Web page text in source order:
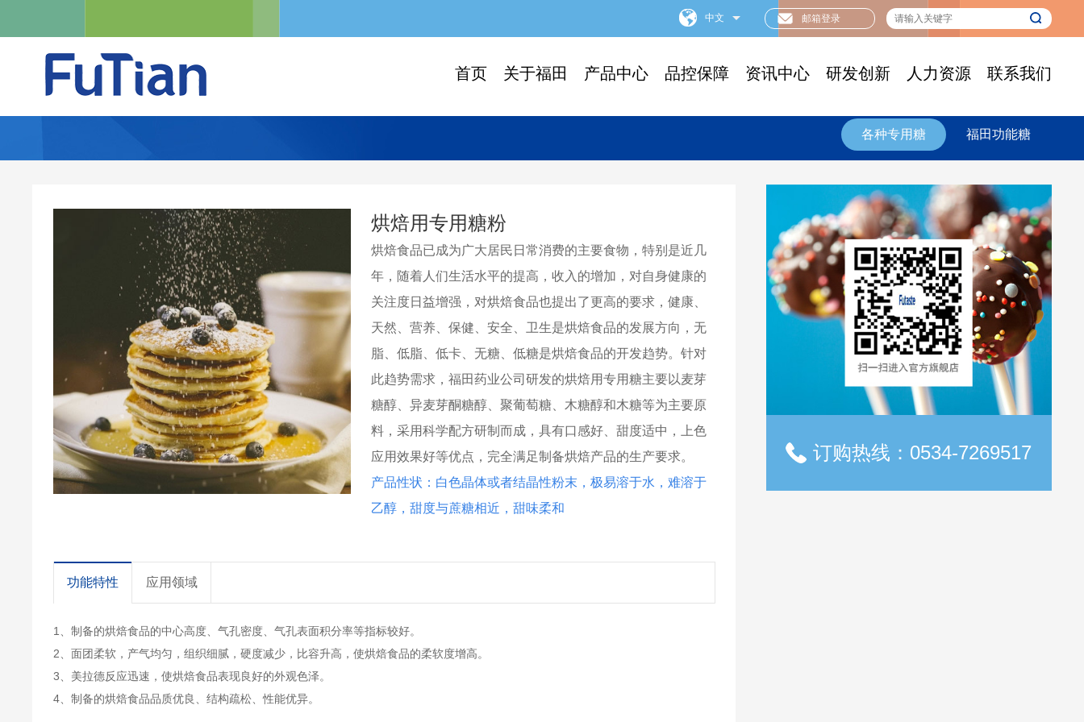
邮箱登录
中文
首页 关于福田 产品中心 品控保障 资讯中心 研发创新 人力资源 联系我们
福田功能糖
各种专用糖
烘焙用专用糖粉
烘焙食品已成为广大居民日常消费的主要食物，特别是近几
年，随着人们生活水平的提高，收入的增加，对自身健康的
关注度日益增强，对烘焙食品也提出了更高的要求，健康、
天然、营养、保健、安全、卫生是烘焙食品的发展方向，无
脂、低脂、低卡、无糖、低糖是烘焙食品的开发趋势。针对
此趋势需求，福田药业公司研发的烘焙用专用糖主要以麦芽
糖醇、异麦芽酮糖醇、聚葡萄糖、木糖醇和木糖等为主要原
料，采用科学配方研制而成，具有口感好、甜度适中，上色
应用效果好等优点，完全满足制备烘焙产品的生产要求。
产品性状：白色晶体或者结晶性粉末，极易溶于水，难溶于
乙醇，甜度与蔗糖相近，甜味柔和
功能特性 应用领域
1、制备的烘焙食品的中心高度、气孔密度、气孔表面积分率等指标较好。
2、面团柔软，产气均匀，组织细腻，硬度减少，比容升高，使烘焙食品的柔软度增高。
3、美拉德反应迅速，使烘焙食品表现良好的外观色泽。
4、制备的烘焙食品品质优良、结构疏松、性能优异。
订购热线：0534-7269517